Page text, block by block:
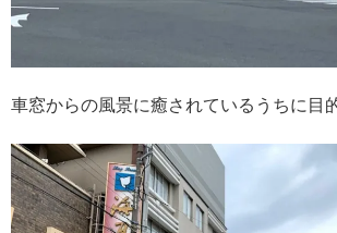
車窓からの風景に癒されているうちに目